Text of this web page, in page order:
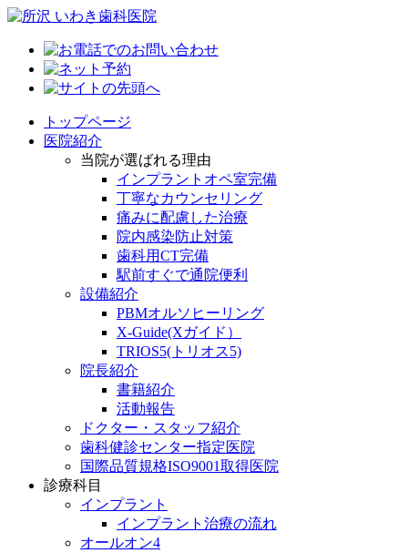
トップページ
医院紹介
当院が選ばれる理由
インプラントオペ室完備
丁寧なカウンセリング
痛みに配慮した治療
院内感染防止対策
歯科用CT完備
駅前すぐで通院便利
設備紹介
PBMオルソヒーリング
X-Guide(Xガイド）
TRIOS5(トリオス5)
院長紹介
書籍紹介
活動報告
ドクター・スタッフ紹介
歯科健診センター指定医院
国際品質規格ISO9001取得医院
診療科目
インプラント
インプラント治療の流れ
オールオン4